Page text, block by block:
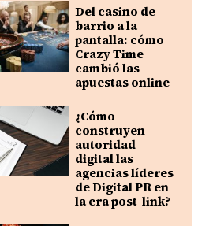
Del casino de
barrio a la
pantalla: cómo
Crazy Time
cambió las
apuestas online
¿Cómo
construyen
autoridad
digital las
agencias líderes
de Digital PR en
la era post-link?